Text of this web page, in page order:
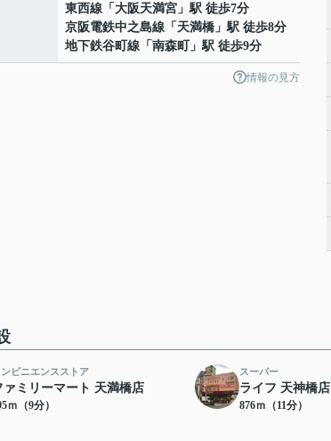
東西線 「 大阪天満宮 」駅 徒歩7分
京阪電鉄中之島線 「 天満橋 」駅 徒歩8分
地下鉄谷町線 「 南森町 」駅 徒歩9分
情報の見方
ンビニエンスストア
ァミリーマート 天満橋店
ｍ（9分）
スーパー
ライフ 天神橋店
876ｍ（11分）